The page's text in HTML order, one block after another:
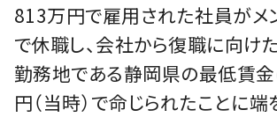
813万円で雇用された社員がメ
で休職し、会社から復職に向け
勤務地である静岡県の最低賃
円（当時）で命じられたことに端